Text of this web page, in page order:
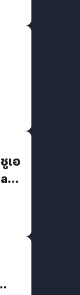
เอ